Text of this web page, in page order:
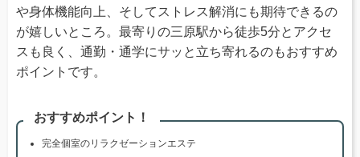
や身体機能向上、そしてストレス解消にも期待できるの
が嬉しいところ。最寄りの三原駅から徒歩5分とアクセ
スも良く、通勤・通学にサッと立ち寄れるのもおすすめ
ポイントです。
おすすめポイント！
完全個室のリラクゼーションエステ